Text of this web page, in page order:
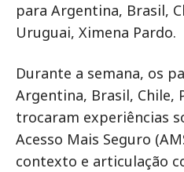
para Argentina, Brasil,
Uruguai, Ximena Pardo.
Durante a semana, os
Argentina, Brasil, Chile,
trocaram experiências
Acesso Mais Seguro
contexto e articulação